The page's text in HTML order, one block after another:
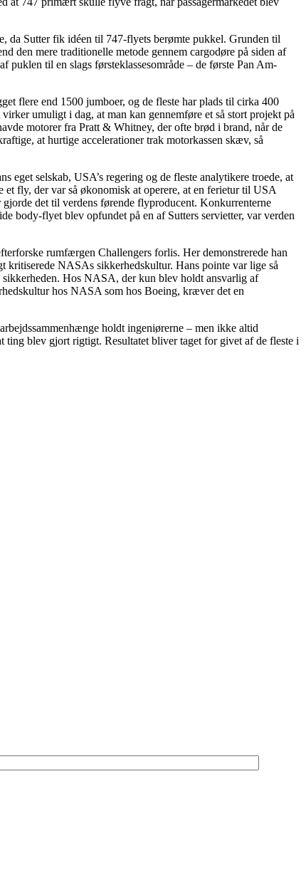
da Sutter fik idéen til 747-flyets berømte pukkel. Grunden til
den mere traditionelle metode gennem cargodøre på siden af
til en slags førsteklassesområde – de første Pan Am-
flere end 1500 jumboer, og de fleste har plads til cirka 400
umuligt i dag, at man kan gennemføre et så stort projekt på
motorer fra Pratt & Whitney, der ofte brød i brand, når de
at hurtige accelerationer trak motorkassen skæv, så
eget selskab, USA’s regering og de fleste analytikere troede, at
fly, der var så økonomisk at operere, at en ferietur til USA
det til verdens førende flyproducent. Konkurrenterne
body-flyet blev opfundet på en af Sutters servietter, var verden
rumfærgen Challengers forlis. Her demonstrerede han
kritiserede NASAs sikkerhedskultur. Hans pointe var lige så
Hos NASA, der kun blev holdt ansvarlig af
hos NASA som hos Boeing, kræver det en
holdt ingeniørerne – men ikke altid
ting blev gjort rigtigt. Resultatet bliver taget for givet af de fleste i